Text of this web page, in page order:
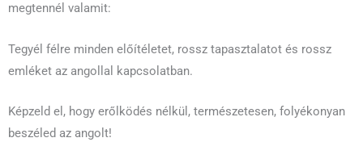
megtennél valamit:
Tegyél félre minden előítéletet, rossz tapasztalatot és rossz
emléket az angollal kapcsolatban.
Képzeld el, hogy erőlködés nélkül, természetesen, folyékonyan
beszéled az angolt!